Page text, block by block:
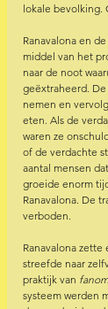
lokale bevolking.
Ranavalona en
middel van het
naar de noot
geëxtraheerd.
nemen en
eten. Als de
waren ze
of de verdachte
aantal mensen
groeide enorm
Ranavalona. De
verboden.
Ranavalona
streefde naar
praktijk van
systeem werden